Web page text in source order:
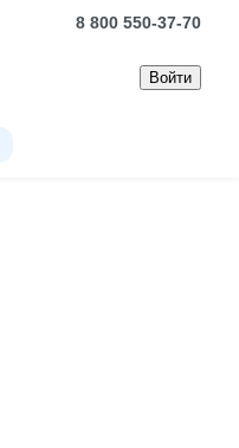
8 800 550-37-70
Войти